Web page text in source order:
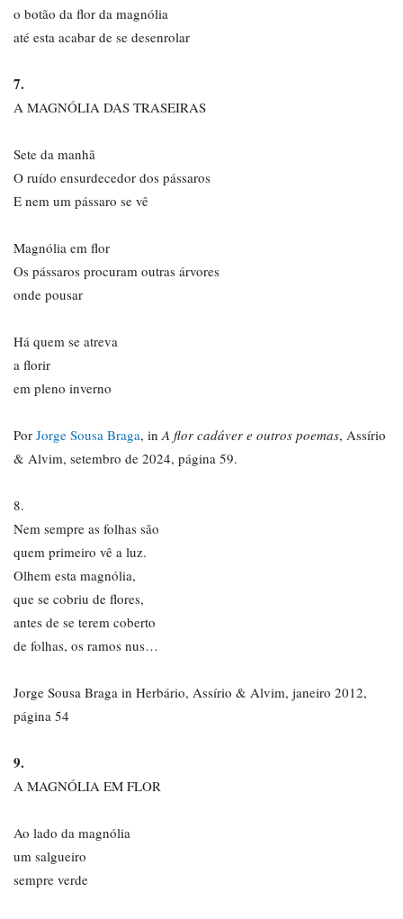
o botão da flor da magnólia
até esta acabar de se desenrolar
7.
A MAGNÓLIA DAS TRASEIRAS
Sete da manhã
O ruído ensurdecedor dos pássaros
E nem um pássaro se vê
Magnólia em flor
Os pássaros procuram outras árvores
onde pousar
Há quem se atreva
a florir
em pleno inverno
Por Jorge Sousa Braga, inA flor cadáver e outros poemas, Assírio
& Alvim, setembro de 2024, página 59.
8.
Nem sempre as folhas são
quem primeiro vê a luz.
Olhem esta magnólia,
que se cobriu de flores,
antes de se terem coberto
de folhas, os ramos nus…
Jorge Sousa Braga in Herbário, Assírio & Alvim, janeiro 2012,
página 54
9.
A MAGNÓLIA EM FLOR
Ao lado da magnólia
um salgueiro
sempre verde